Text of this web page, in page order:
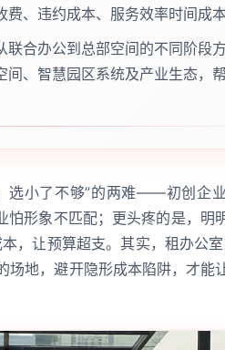
、违约成本、服务效率时间成本
联合办公到总部空间的不同阶段
间、智慧园区系统及产业生态，
选小了不够”的两难——初创企
形象不匹配；更头疼的是，明
，让预算超支。其实，租办公
地，避开隐形成本陷阱，才能